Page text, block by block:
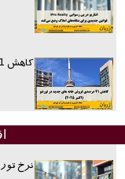
کاهش 41 درصدی فروش خانه در تورنتو
نرخ